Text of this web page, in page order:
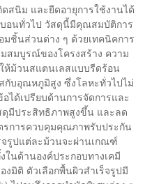
สนิม และยืดอายุการใช้งานได้
บอนทั่วไป วัสดุนี้มีคุณสมบัติการ
มชิ้นส่วนต่าง ๆ ด้วยเทคนิคการ
สมบูรณ์ของโครงสร้าง ความ
ห้ม้วนสแตนเลสแบบรีดร้อน
กับอุณหภูมิสูง ซึ่งโลหะทั่วไปไม่
ได้เปรียบด้านการจัดการและ
ดุมีประสิทธิภาพสูงขึ้น และลด
รการควบคุมคุณภาพรับประกัน
รูปแต่ละม้วนจะผ่านเกณฑ์
นด้านองค์ประกอบทางเคมี
มิติ ตัวเลือกพื้นผิวสำเร็จรูปมี